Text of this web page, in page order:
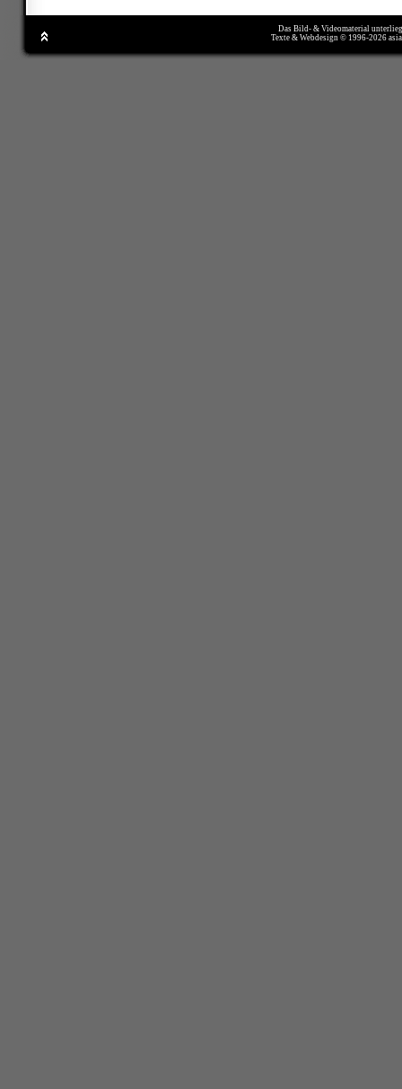
Das Bild- & Videomaterial
Texte & Webdesign © 1996-2026